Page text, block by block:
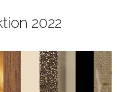
2022